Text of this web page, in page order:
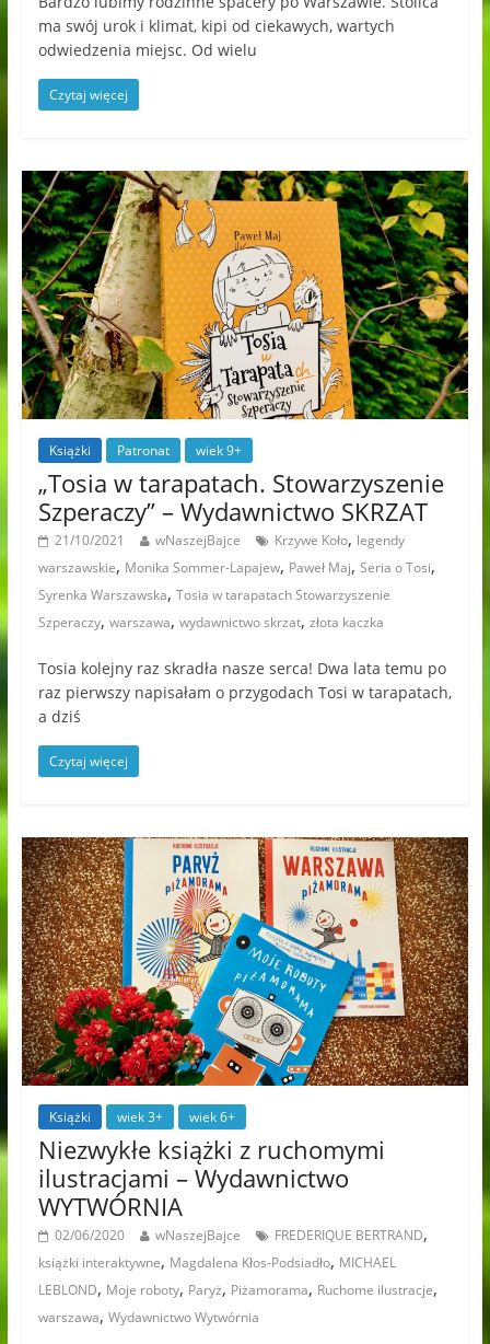
ma swój urok i klimat, kipi od ciekawych, wartych
odwiedzenia miejsc. Od wielu
Czytaj więcej
Książki Patronat wiek 9+
„Tosia w tarapatach. Stowarzyszenie
Szperaczy” – Wydawnictwo SKRZAT
21/10/2021 wNaszejBajce Krzywe Koło, legendy
warszawskie, Monika Sommer-Lapajew, Paweł Maj, Seria o Tosi,
Syrenka Warszawska, Tosia w tarapatach Stowarzyszenie
Szperaczy, warszawa, wydawnictwo skrzat, złota kaczka
Tosia kolejny raz skradła nasze serca! Dwa lata temu po
raz pierwszy napisałam o przygodach Tosi w tarapatach,
a dziś
Czytaj więcej
Książki wiek 3+ wiek 6+
Niezwykłe książki z ruchomymi
ilustracjami – Wydawnictwo
WYTWÓRNIA
02/06/2020 wNaszejBajce FREDERIQUE BERTRAND,
książki interaktywne, Magdalena Kłos-Podsiadło, MICHAEL
LEBLOND, Moje roboty, Paryż, Piżamorama, Ruchome ilustracje,
warszawa, Wydawnictwo Wytwórnia